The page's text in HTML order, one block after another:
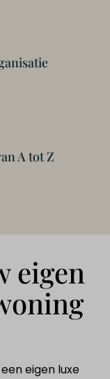
A tot Z
eigen
eigen luxe